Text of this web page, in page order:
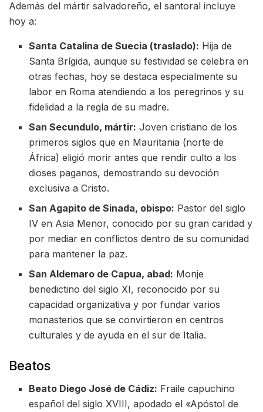
Además del mártir salvadoreño, el santoral incluye
hoy a:
Santa Catalina de Suecia (traslado): Hija de
Santa Brígida, aunque su festividad se celebra en
otras fechas, hoy se destaca especialmente su
labor en Roma atendiendo a los peregrinos y su
fidelidad a la regla de su madre.
San Secundulo, mártir: Joven cristiano de los
primeros siglos que en Mauritania (norte de
África) eligió morir antes que rendir culto a los
dioses paganos, demostrando su devoción
exclusiva a Cristo.
San Agapito de Sinada, obispo: Pastor del siglo
IV en Asia Menor, conocido por su gran caridad y
por mediar en conflictos dentro de su comunidad
para mantener la paz.
San Aldemaro de Capua, abad: Monje
benedictino del siglo XI, reconocido por su
capacidad organizativa y por fundar varios
monasterios que se convirtieron en centros
culturales y de ayuda en el sur de Italia.
Beatos
Beato Diego José de Cádiz: Fraile capuchino
español del siglo XVIII, apodado el «Apóstol de